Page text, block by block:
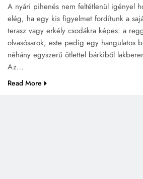
A nyári pihenés nem feltétlenül igényel
elég, ha egy kis figyelmet fordítunk a
terasz vagy erkély csodákra képes: a
olvasósarok, este pedig egy hangulatos
néhány egyszerű ötlettel bárkiből
Az…
Read More